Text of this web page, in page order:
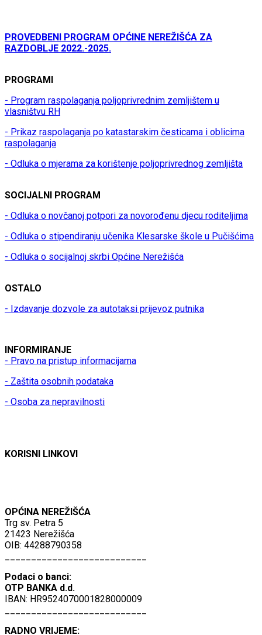
PROVEDBENI PROGRAM OPĆINE NEREŽIŠĆA ZA
RAZDOBLJE 2022.-2025.
PROGRAMI
- Program raspolaganja poljoprivrednim zemljištem u
vlasništvu RH
- Prikaz raspolaganja po katastarskim česticama i oblicima
raspolaganja
- Odluka o mjerama za korištenje poljoprivrednog zemljišta
SOCIJALNI PROGRAM
- Odluka o novčanoj potpori za novorođenu djecu roditeljima
- Odluka o stipendiranju učenika Klesarske škole u Pučišćima
- Odluka o socijalnoj skrbi Općine Nerežišća
OSTALO
- Izdavanje dozvole za autotaksi prijevoz putnika
INFORMIRANJE
- Pravo na pristup informacijama
- Zaštita osobnih podataka
- Osoba za nepravilnosti
KORISNI LINKOVI
OPĆINA NEREŽIŠĆA
Trg sv. Petra 5
21423 Nerežišća
OIB: 44288790358
Podaci o banci:
OTP BANKA d.d.
IBAN: HR9524070001828000009
RADNO VRIJEME: